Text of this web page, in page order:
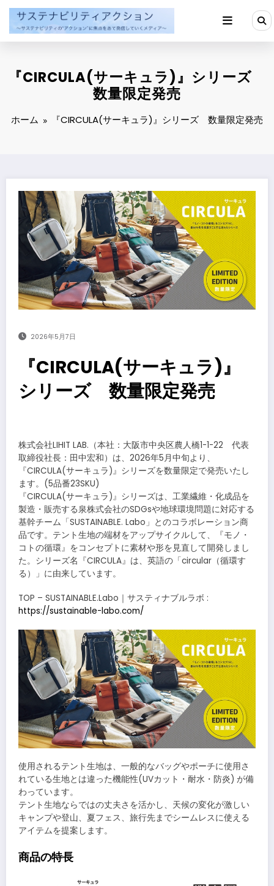
ン
『CIRCULA(サーキュラ)』シリーズ
数量限定発売
ホーム 『CIRCULA(サーキュラ)』シリーズ 数量限定発売
2026年5月7日
『CIRCULA(サーキュラ)』
シリーズ 数量限定発売
株式会社LIHIT LAB.（本社：大阪市中央区農人橋1-1-22 代表
取締役社長：田中宏和）は、2026年5月中旬より、
『CIRCULA(サーキュラ)』シリーズを数量限定で発売いたし
ます。(5品番23SKU)
『CIRCULA(サーキュラ)』シリーズは、工業繊維・化成品を
製造・販売する泉株式会社のSDGsや地球環境問題に対応する
基幹チーム「SUSTAINABLE. Labo」とのコラボレーション商
品です。テント生地の端材をアップサイクルして、『モノ・
コトの循環』をコンセプトに素材や形を見直して開発しまし
た。シリーズ名『CIRCULA』は、英語の「circular（循環す
る）」に由来しています。
TOP – SUSTAINABLE.Labo｜サスティナブルラボ :
https://sustainable-labo.com/
使用されるテント生地は、一般的なバッグやポーチに使用さ
れている生地とは違った機能性(UVカット・耐水・防炎) が備
わっています。
テント生地ならではの丈夫さを活かし、天候の変化が激しい
キャンプや登山、夏フェス、旅行先までシームレスに使える
アイテムを提案します。
商品の特長